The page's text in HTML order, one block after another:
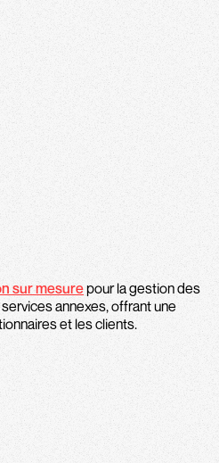
sur mesurepour la gestion des
annexes, offrant une
et les clients.